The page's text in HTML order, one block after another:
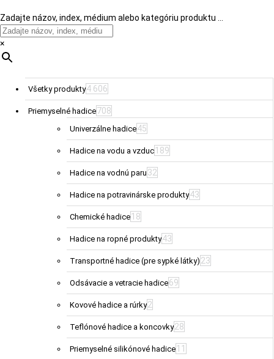
Zadajte názov, index, médium alebo kategóriu produktu …
×
Všetky produkty4 606
Priemyselné hadice708
Univerzálne hadice45
Hadice na vodu a vzduc 189
Hadice na vodnú paru 32
Hadice na potravinárske produkty43
Chemické hadice 18
Hadice na ropné produkty43
Transportné hadice (pre sypké látky) 23
Odsávacie a vetracie hadice69
Kovové hadice a rúrky2
Teflónové hadice a koncovky28
Priemyselné silikónové hadice 11